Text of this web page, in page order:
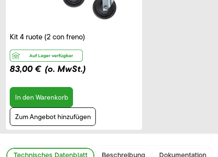
Kit 4 ruote (2 con freno)
83,00 € (o. MwSt.)
In den Warenkorb
Zum Angebot hinzufügen